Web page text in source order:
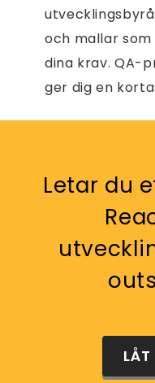
och mallar
dina krav. QA-
ger dig en
Letar du